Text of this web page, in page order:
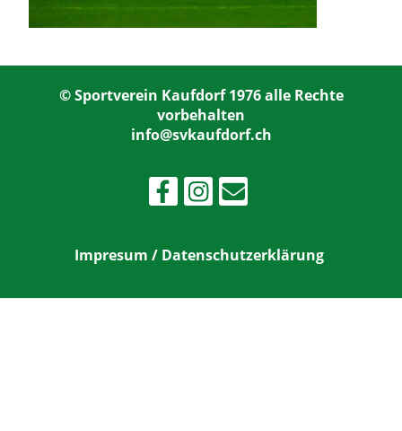
© Sportverein Kaufdorf 1976 alle Rechte
vorbehalten
info@svkaufdorf.ch
Impresum / Datenschutzerklärung